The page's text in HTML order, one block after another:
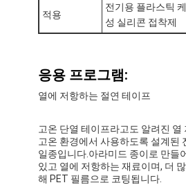
폴리 이미드 필름 접착 테이프
알루미늄 호일 유리천 테이프
알루미늄 호일 유리 섬유
포일 배경막 테이프
적용
전기용 플라스틱
성 실리콘 접착제
응용 프로그램:
열에 저항하는 절연 테이프
고온 단열 테이프라고도 알려진 열
고온 환경에서 사용하도록 설계된
일종입니다.아라미드 종이로 만들
있고 열에 저항하는 재료이며, 더
해 PET 필름으로 코팅됩니다.